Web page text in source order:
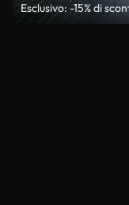
Esclusivo: -15% di